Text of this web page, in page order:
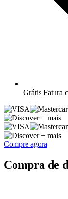
Grátis Fatura
+ mais
+ mais
Compre agora
Compra de